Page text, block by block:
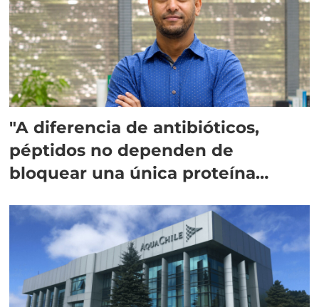
"A diferencia de antibióticos,
péptidos no dependen de
bloquear una única proteína